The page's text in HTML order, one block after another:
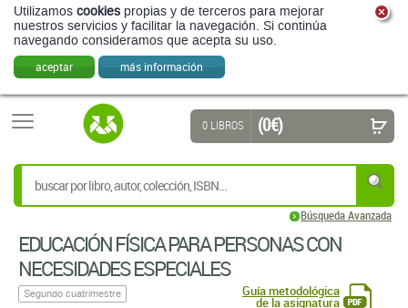
Utilizamos cookies propias y de terceros para mejorar
nuestros servicios y facilitar la navegación. Si continúa
navegando consideramos que acepta su uso.
aceptar más información
Búsqueda Avanzada
0 LIBROS (0 €)
EDUCACIÓN FÍSICA PARA PERSONAS CON
NECESIDADES ESPECIALES
Segundo cuatrimestre Guía metodológica
de la asignatura